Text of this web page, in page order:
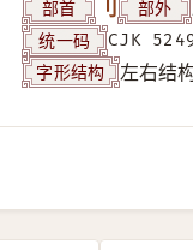
部首 刂 部外
统一码 CJK
字形结构 左右结